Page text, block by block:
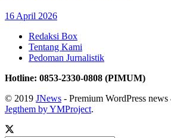
16 April 2026
Redaksi Box
Tentang Kami
Pedoman Jurnalistik
Hotline: 0853-2330-0808 (PIMUM)
© 2019 JNews - Premium WordPress
Jegthem by YMProject.